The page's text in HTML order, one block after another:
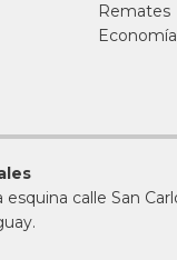
Remates
Economía
calle San